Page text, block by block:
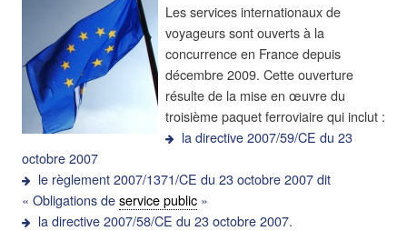
Les services internationaux de
voyageurs sont ouverts à la
concurrence en France depuis
décembre 2009. Cette ouverture
résulte de la mise en œuvre du
troisième paquet ferroviaire qui inclut :
la directive 2007/59/CE du 23
octobre 2007
le règlement 2007/1371/CE du 23 octobre 2007 dit
« Obligations deservice public »
la directive 2007/58/CE du 23 octobre 2007.